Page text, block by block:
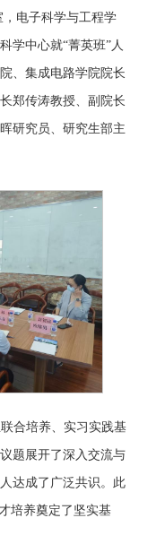
，电子科学与工程学
学中心就“菁英班”人
、集成电路学院院长
郑传涛教授、副院长
研究员、研究生部主
合培养、实习实践基
题展开了深入交流与
达成了广泛共识。此
培养奠定了坚实基